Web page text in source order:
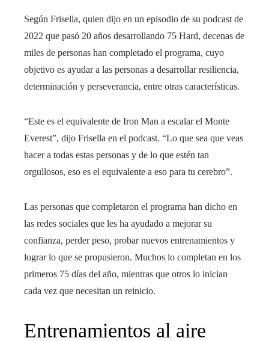
Según Frisella, quien dijo en un episodio de su podcast de
2022 que pasó 20 años desarrollando 75 Hard, decenas de
miles de personas han completado el programa, cuyo
objetivo es ayudar a las personas a desarrollar resiliencia,
determinación y perseverancia, entre otras características.
“Este es el equivalente de Iron Man a escalar el Monte
Everest”, dijo Frisella en el podcast. “Lo que sea que veas
hacer a todas estas personas y de lo que estén tan
orgullosos, eso es el equivalente a eso para tu cerebro”.
Las personas que completaron el programa han dicho en
las redes sociales que les ha ayudado a mejorar su
confianza, perder peso, probar nuevos entrenamientos y
lograr lo que se propusieron. Muchos lo completan en los
primeros 75 días del año, mientras que otros lo inician
cada vez que necesitan un reinicio.
Entrenamientos al aire